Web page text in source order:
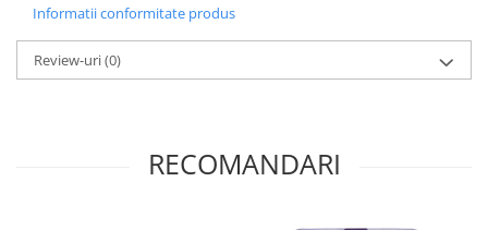
Informatii conformitate produs
Review-uri(0)
RECOMANDARI